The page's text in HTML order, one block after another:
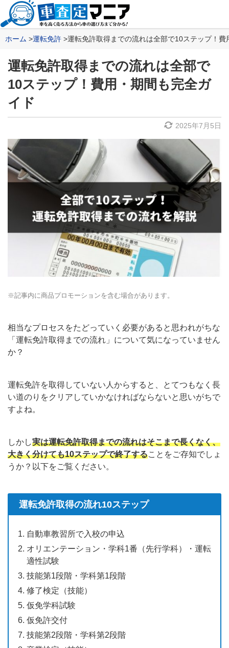
ホーム 運転免許 運転免許取得までの流れは全部で10ステップ！費
運転免許取得までの流れは全部で
10ステップ！費用・期間も完全ガ
イド
2025年7月5日
※記事内に商品プロモーションを含む場合があります。
相当なプロセスをたどっていく必要があると思われがちな
「運転免許取得までの流れ」について気になっていません
か？
運転免許を取得していない人からすると、とてつもなく長
い道のりをクリアしていかなければならないと思いがちで
すよね。
しかし実は運転免許取得までの流れはそこまで長くなく、
大きく分けても10ステップで終了することをご存知でしょ
うか？以下をご覧ください。
運転免許取得の流れ10ステップ
自動車教習所で入校の申込
オリエンテーション・学科1番（先行学科）・運転
適性試験
技能第1段階・学科第1段階
修了検定（技能）
仮免学科試験
仮免許交付
技能第2段階・学科第2段階